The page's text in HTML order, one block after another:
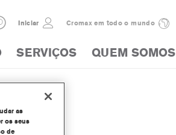
Iniciar Cromax em todo o mundo
SERVIÇOS QUEM SOMOS
as
os seus
de